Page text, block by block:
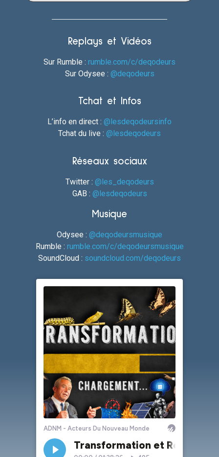
Replays et Vidéos
Sur Rumble : rumble.com/c/deqodeurs
Sur Odysee : @deqodeurs
Tchat et Infos
L’info en direct : @lesdeqodeursinfo
Tchat du live : @lesdeqodeurs
Réseaux sociaux
Twitter : @les_deqodeurs
GAB : @lesdeqodeurs
Musique
Odysee : @deqodeursmusique
Rumble : rumble.com/c/deqodeursmusique
SoundCloud : soundcloud.com/deqodeurs